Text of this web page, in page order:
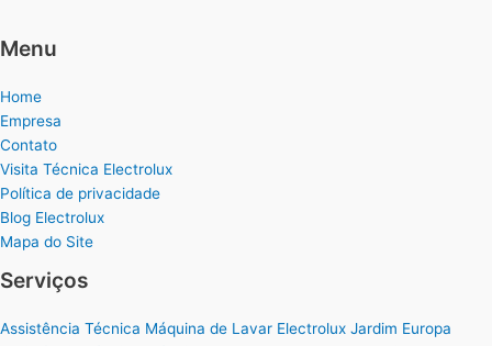
Menu
Home
Empresa
Contato
Visita Técnica Electrolux
Política de privacidade
Blog Electrolux
Mapa do Site
Serviços
Assistência Técnica Máquina de Lavar Electrolux Jardim Europa